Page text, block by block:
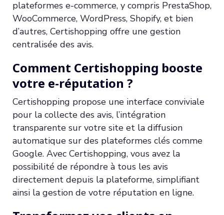
plateformes e-commerce, y compris PrestaShop,
WooCommerce, WordPress, Shopify, et bien
d’autres, Certishopping offre une gestion
centralisée des avis.
Comment Certishopping booste
votre e-réputation ?
Certishopping propose une interface conviviale
pour la collecte des avis, l’intégration
transparente sur votre site et la diffusion
automatique sur des plateformes clés comme
Google. Avec Certishopping, vous avez la
possibilité de répondre à tous les avis
directement depuis la plateforme, simplifiant
ainsi la gestion de votre réputation en ligne.